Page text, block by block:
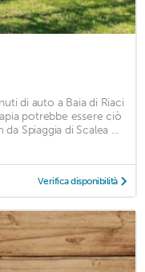
di auto a Baia di Riaci
potrebbe essere ciò
Spiaggia di Scalea ...
Verifica disponibilità